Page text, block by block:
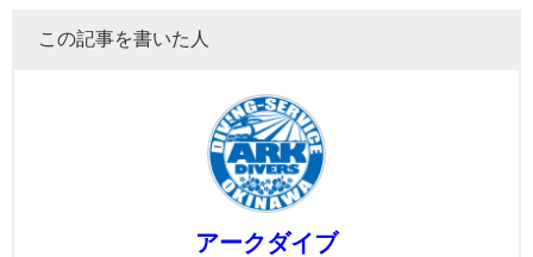
この記事を書いた人
アークダイブ